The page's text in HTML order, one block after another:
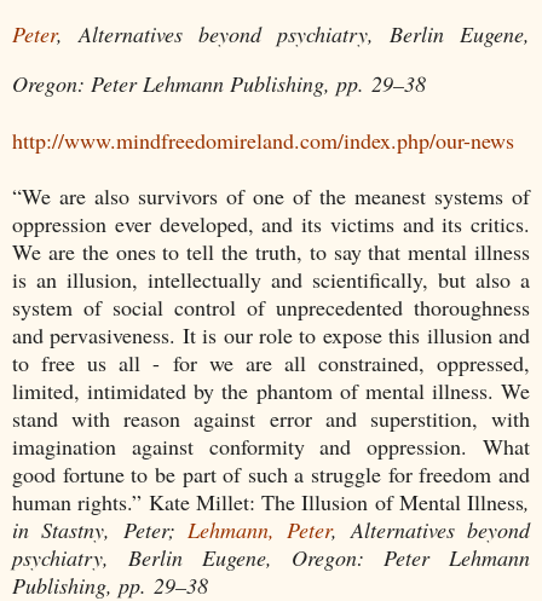
Peter, Alternatives beyond psychiatry, Berlin Eugene,
Oregon: Peter Lehmann Publishing, pp. 29–38
http://www.mindfreedomireland.com/index.php/our-news
“We are also survivors of one of the meanest systems of
oppression ever developed, and its victims and its critics.
We are the ones to tell the truth, to say that mental illness
is an illusion, intellectually and scientifically, but also a
system of social control of unprecedented thoroughness
and pervasiveness. It is our role to expose this illusion and
to free us all - for we are all constrained, oppressed,
limited, intimidated by the phantom of mental illness. We
stand with reason against error and superstition, with
imagination against conformity and oppression. What
good fortune to be part of such a struggle for freedom and
human rights.” Kate Millet: The Illusion of Mental Illness,
in Stastny, Peter; Lehmann, Peter, Alternatives beyond
psychiatry, Berlin Eugene, Oregon: Peter Lehmann
Publishing, pp. 29–38